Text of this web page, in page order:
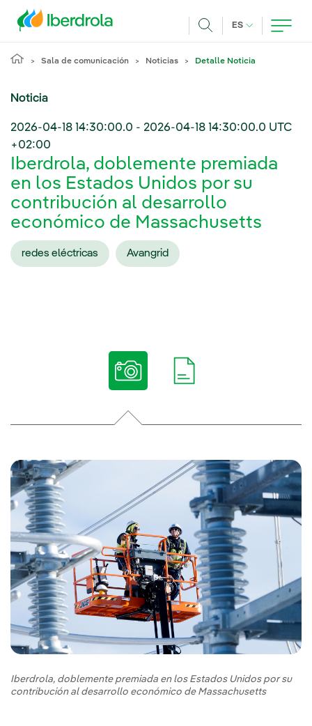
ES IDIOMA
Sala de comunicación Noticias Detalle Noticia
Noticia
2026-04-18 14:30:00.0 - 2026-04-18 14:30:00.0 UTC
+02:00
Iberdrola, doblemente premiada
en los Estados Unidos por su
contribución al desarrollo
económico de Massachusetts
redes eléctricas Avangrid
Iberdrola, doblemente premiada en los Estados Unidos por su
contribución al desarrollo económico de Massachusetts